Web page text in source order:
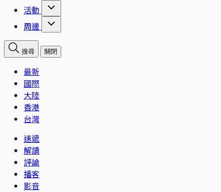
活動
周邊
搜尋 關閉
最新
國際
大陸
香港
台灣
速遞
解讀
評論
播客
影音